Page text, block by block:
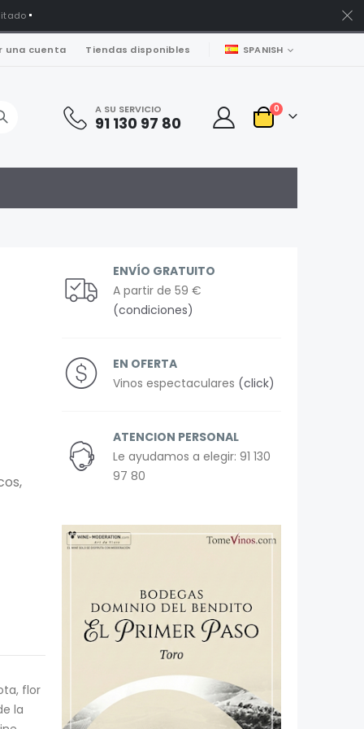
una cuenta Tiendas disponibles LENGUAJE
SPANISH
A SU SERVICIO
91 130 97 80 Carro
0artículos
flor
la
ENVÍO GRATUITO
A partir de 59 €
(condiciones)
EN OFERTA
Vinos espectaculares (click)
ATENCION PERSONAL
Le ayudamos a elegir: 91 130
97 80